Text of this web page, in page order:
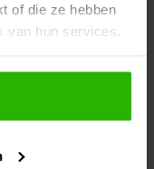
of die ze hebben
van hun services.
Voordeeluitjes.nl
en